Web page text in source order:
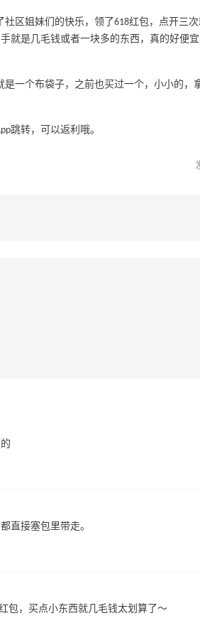
区姐妹们的快乐，领了618红包，点开三
就是几毛钱或者一块多的东西，真的好便宜
一个布袋子，之前也买过一个，小小的，
跳转，可以返利哦。
直接塞包里带走。
包，买点小东西就几毛钱太划算了～
手 Dior、
礼
预